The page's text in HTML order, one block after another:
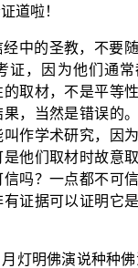
道啦！
中的圣教，不要
证，因为他们通
取材，不是平等
，当然是错误的
作学术研究，因
他们取材时故意
吗？一点都不可
证据可以证明它
灯明佛演说种种佛